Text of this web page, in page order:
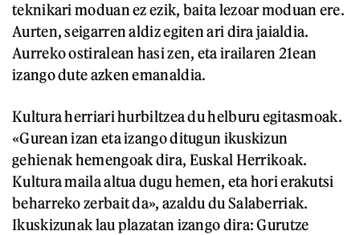
teknikari moduan ez ezik, baita lezoar moduan ere.
Aurten, seigarren aldiz egiten ari dira jaialdia.
Aurreko ostiralean hasi zen, eta irailaren 21ean
izango dute azken emanaldia.
Kultura herriari hurbiltzea du helburu egitasmoak.
«Gurean izan eta izango ditugun ikuskizun
gehienak hemengoak dira, Euskal Herrikoak.
Kultura maila altua dugu hemen, eta hori erakutsi
beharreko zerbait da», azaldu du Salaberriak.
Ikuskizunak lau plazatan izango dira: Gurutze